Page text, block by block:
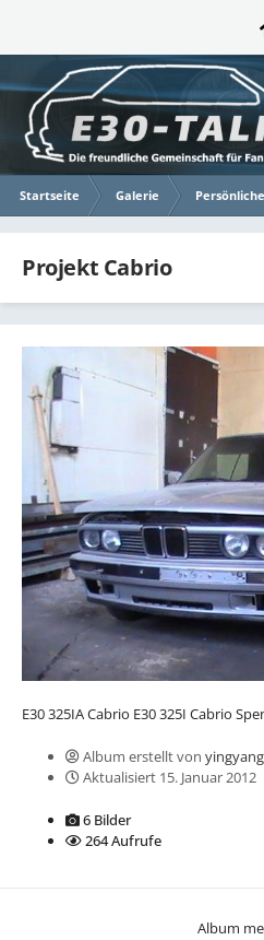
Startseite Galerie
Projekt Cabrio
E30 325IA Cabrio E30 325I Cabrio
Album erstellt von yingyang
Aktualisiert 15. Januar 2012
6 Bilder
264 Aufrufe
Album